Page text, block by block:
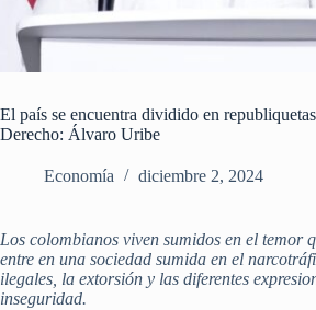
El país se encuentra dividido en
Derecho: Álvaro Uribe
Economía diciembre 2, 2024
Los colombianos viven sumidos en el temor
entre en una sociedad sumida en el
ilegales, la extorsión y las diferentes
inseguridad.